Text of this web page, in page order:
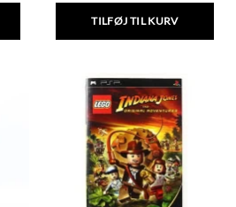
TILFØJ TIL KURV